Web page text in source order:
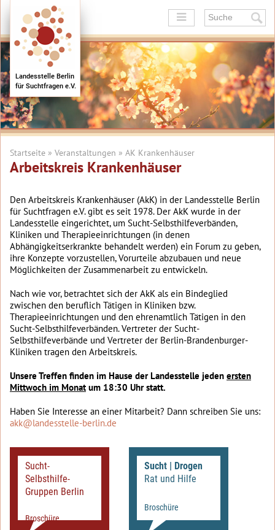
+
+
+
+
+
Landesstelle Berlin
für Suchtfragen e.V.
Startseite » Veranstaltungen » AK Krankenhäuser
Arbeitskreis Krankenhäuser
Den Arbeitskreis Krankenhäuser (AkK) in der Landesstelle Berlin
für Suchtfragen e.V. gibt es seit 1978. Der AkK wurde in der
Landesstelle eingerichtet, um Sucht-Selbsthilfeverbänden,
Kliniken und Therapieeinrichtungen (in denen
Abhängigkeitserkrankte behandelt werden) ein Forum zu geben,
ihre Konzepte vorzustellen, Vorurteile abzubauen und neue
Möglichkeiten der Zusammenarbeit zu entwickeln.
Nach wie vor, betrachtet sich der AkK als ein Bindeglied
zwischen den beruflich Tätigen in Kliniken bzw.
Therapieeinrichtungen und den ehrenamtlich Tätigen in den
Sucht-Selbsthilfeverbänden. Vertreter der Sucht-
Selbsthilfeverbände und Vertreter der Berlin-Brandenburger-
Kliniken tragen den Arbeitskreis.
Unsere Treffen finden im Hause der Landesstelle jeden ersten
Mittwoch im Monat um 18:30 Uhr statt.
Haben Sie Interesse an einer Mitarbeit? Dann schreiben Sie uns:
akk@landesstelle-berlin.de
Sucht-
Selbsthilfe-
Gruppen Berlin
Broschüre
Sucht | Drogen
Rat und Hilfe
Broschüre